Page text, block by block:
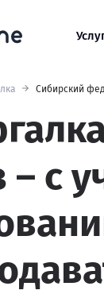
Сибирский
– с